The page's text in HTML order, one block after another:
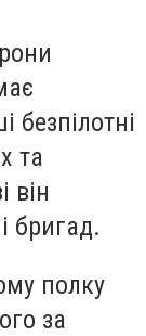
безпілотні
та
він
бригад.
полку
за